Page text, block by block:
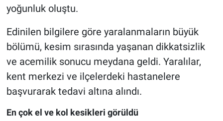
yoğunluk oluştu.
Edinilen bilgilere göre yaralanmaların büyük
bölümü, kesim sırasında yaşanan dikkatsizlik
ve acemilik sonucu meydana geldi. Yaralılar,
kent merkezi ve ilçelerdeki hastanelere
başvurarak tedavi altına alındı.
En çok el ve kol kesikleri görüldü